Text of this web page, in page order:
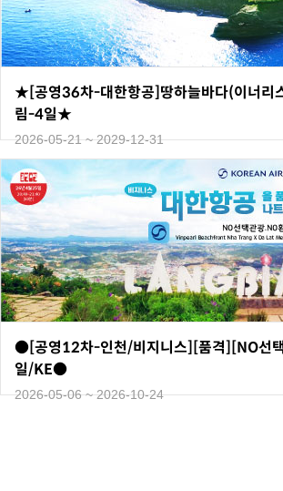
★[공영36차-대한항공]땅하늘바다(이너리
림-4일★
2026-05-21 ~ 2029-12-31
●[공영12차-인천/비지니스][품격][NO선
일/KE●
2026-05-06 ~ 2026-10-24